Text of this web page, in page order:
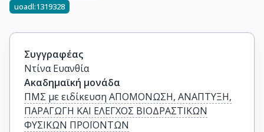
uoadl:1319328
Συγγραφέας
Ντίνα Ευανθία
Ακαδημαϊκή μονάδα
ΠΜΣ με ειδίκευση ΑΠΟΜΟΝΩΣΗ, ΑΝΑΠΤΥΞΗ,
ΠΑΡΑΓΩΓΗ ΚΑΙ ΕΛΕΓΧΟΣ ΒΙΟΔΡΑΣΤΙΚΩΝ
ΦΥΣΙΚΩΝ ΠΡΟΪΟΝΤΩΝ